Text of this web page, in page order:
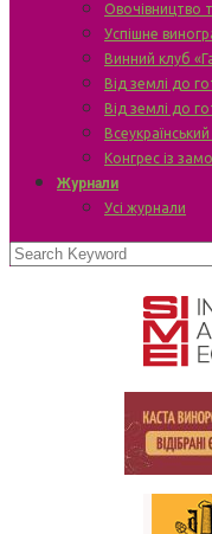
Овочівництво
Успішне
Винний клуб
Від землі до
Від землі до
Конгрес із
Журнали
Усі журнали